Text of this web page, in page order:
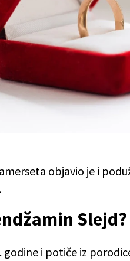
objavio je i
Slejd?
godine i potiče iz